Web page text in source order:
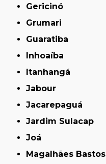
Gericinó
Grumari
Guaratiba
Inhoaíba
Itanhangá
Jabour
Jacarepaguá
Jardim Sulacap
Joá
Magalhães Bastos